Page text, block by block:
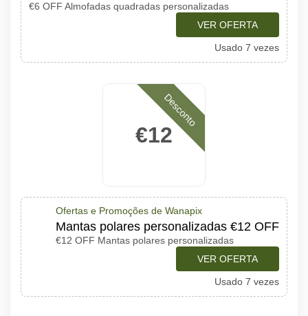
€6 OFF Almofadas quadradas personalizadas
VER OFERTA
Usado 7 vezes
€12
Desconto
Ofertas e Promoções de Wanapix
Mantas polares personalizadas €12 OFF
€12 OFF Mantas polares personalizadas
VER OFERTA
Usado 7 vezes